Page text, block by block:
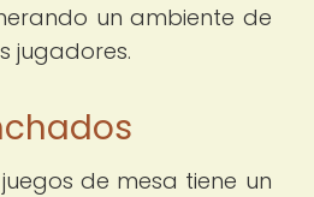
un ambiente de
jugadores.
de mesa tiene un